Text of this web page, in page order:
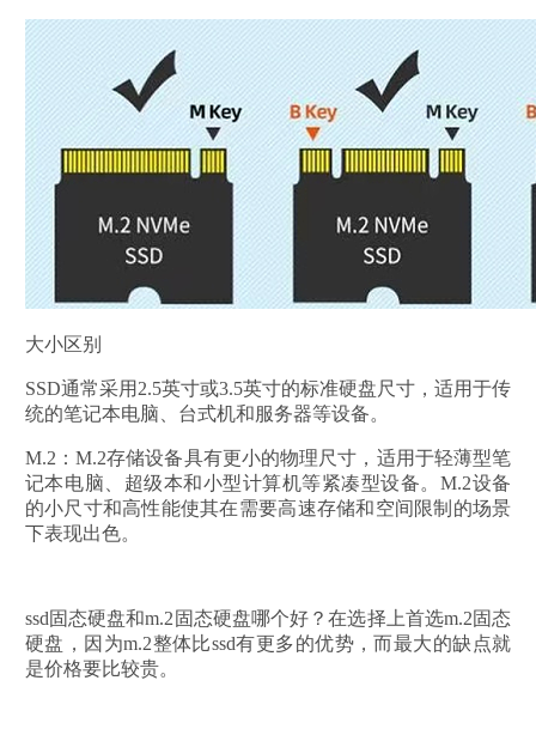
大小区别
SSD通常采用2.5英寸或3.5英寸的标准硬盘尺寸，适用于传
统的笔记本电脑、台式机和服务器等设备。
M.2：M.2存储设备具有更小的物理尺寸，适用于轻薄型笔
记本电脑、超级本和小型计算机等紧凑型设备。M.2设备
的小尺寸和高性能使其在需要高速存储和空间限制的场景
下表现出色。
ssd固态硬盘和m.2固态硬盘哪个好？在选择上首选m.2固态
硬盘，因为m.2整体比ssd有更多的优势，而最大的缺点就
是价格要比较贵。